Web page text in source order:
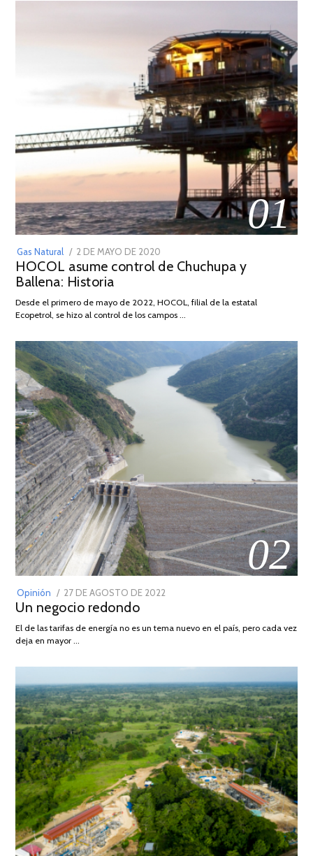
01
Gas Natural
POSTED
ON
2 DE MAYO DE 2020
DE
2026
HOCOL asume control de Chuchupa y
Ballena: Historia
Desde el primero de mayo de 2022, HOCOL, filial de la estatal
Ecopetrol, se hizo al control de los campos …
02
Opinión
POSTED
ON
27 DE AGOSTO DE 2022
DE
Un negocio redondo
El de las tarifas de energía no es un tema nuevo en el país, pero cada vez
deja en mayor …